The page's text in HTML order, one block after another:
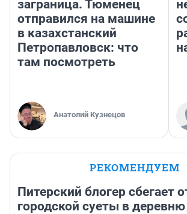
заграница. Тюменец
отправился на машине
в казахстанский
Петропавловск: что
там посмотреть
Анатолий Кузнецов
РЕКОМЕНДУЕМ
Питерский блогер сбегает
городской суеты в деревню